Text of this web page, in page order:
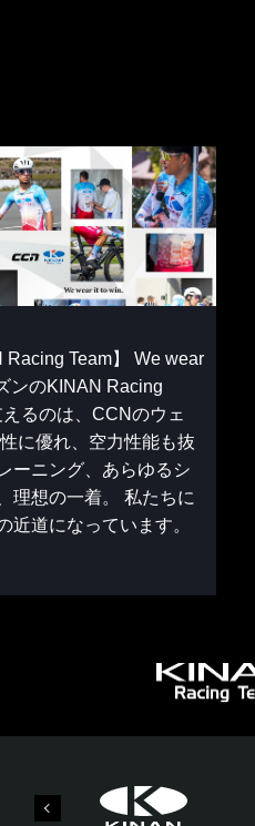
Racing Team】 We wear
ンのKINAN Racing
るのは、CCNのウェ
に優れ、空力性能も抜
ーニング、あらゆるシ
理想の一着。 私たちに
近道になっています。